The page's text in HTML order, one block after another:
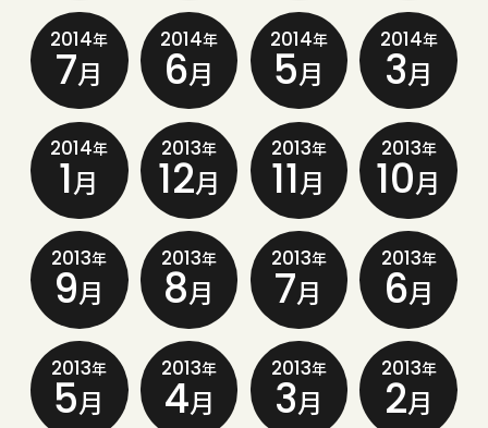
2014年
7月
2014年
6月
2014年
5月
2014年
3月
2014年
1月
2013年
12月
2013年
11月
2013年
10月
2013年
9月
2013年
8月
2013年
7月
2013年
6月
2013年
5月
2013年
4月
2013年
3月
2013年
2月